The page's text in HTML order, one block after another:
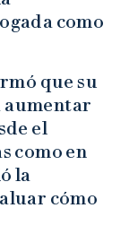
como
que su
aumentar
el
como en
la
cómo